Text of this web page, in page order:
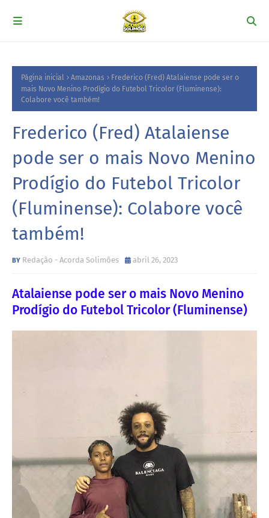
Página inicial Amazonas
Frederico (Fred) Atalaiense pode ser o
mais Novo Menino Prodígio do Futebol Tricolor (Fluminense):
Colabore você também!
Frederico (Fred) Atalaiense
pode ser o mais Novo Menino
Prodígio do Futebol Tricolor
(Fluminense): Colabore você
também!
Redação - Acorda Solimões abril 26, 2023
Atalaiense pode ser o mais Novo Menino
Prodígio do Futebol Tricolor (Fluminense)